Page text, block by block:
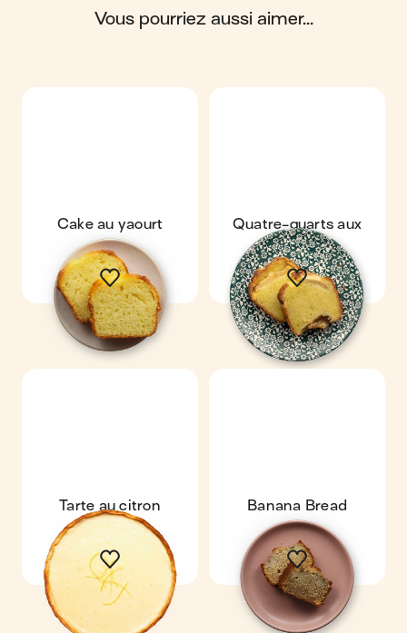
glucides ; 6 g de protéines ; 1 g de fibres.
vous pourriez aussi aimer...
Cake au yaourt
Quatre-quarts aux
pommes
Tarte au citron Banana Bread